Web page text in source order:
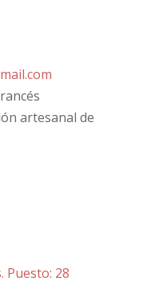
artesanal de
Puesto: 28